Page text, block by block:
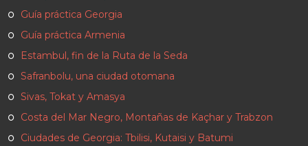
Guía práctica Georgia
Guía práctica Armenia
Estambul, fin de la Ruta de la Seda
Safranbolu, una ciudad otomana
Sivas, Tokat y Amasya
Costa del Mar Negro, Montañas de Kaçhar y Trabzon
Ciudades de Georgia: Tbilisi, Kutaisi y Batumi